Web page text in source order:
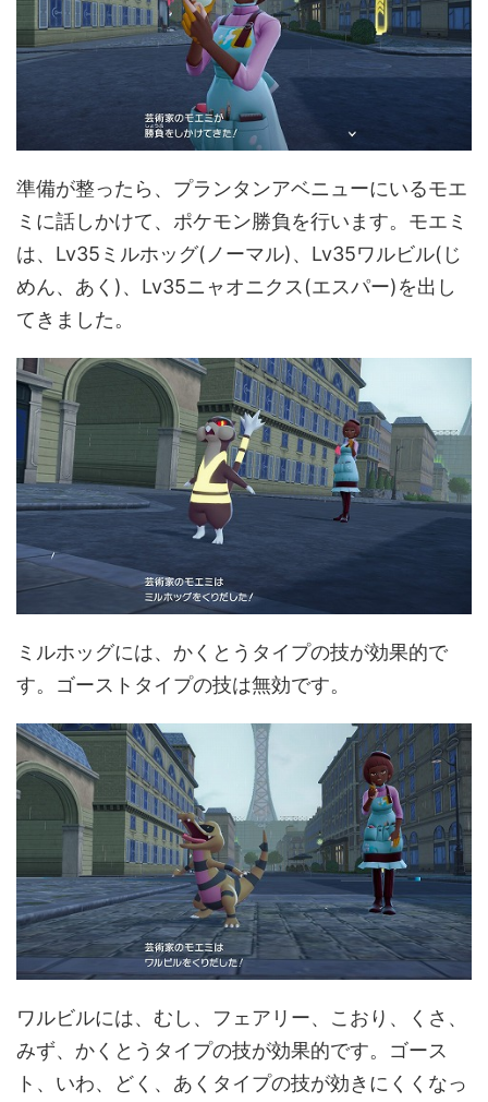
準備が整ったら、プランタンアベニューにいるモエ
ミに話しかけて、ポケモン勝負を行います。モエミ
は、Lv35ミルホッグ(ノーマル)、Lv35ワルビル(じ
めん、あく)、Lv35ニャオニクス(エスパー)を出し
てきました。
ミルホッグには、かくとうタイプの技が効果的で
す。ゴーストタイプの技は無効です。
ワルビルには、むし、フェアリー、こおり、くさ、
みず、かくとうタイプの技が効果的です。ゴース
ト、いわ、どく、あくタイプの技が効きにくくなっ